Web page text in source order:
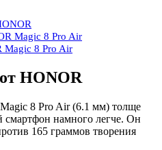
Magic 8 Pro Air
Magic 8 Pro Air
HONOR
8 Pro Air (6.1 мм) толще
намного легче. Он
165 граммов творения